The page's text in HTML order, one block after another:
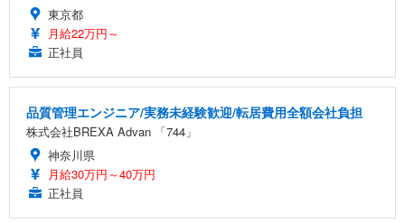
東京都
月給22万円～
正社員
品質管理エンジニア/実務未経験歓迎/転居費用全額会社負担
株式会社BREXA Advan 「744」
神奈川県
月給30万円～40万円
正社員